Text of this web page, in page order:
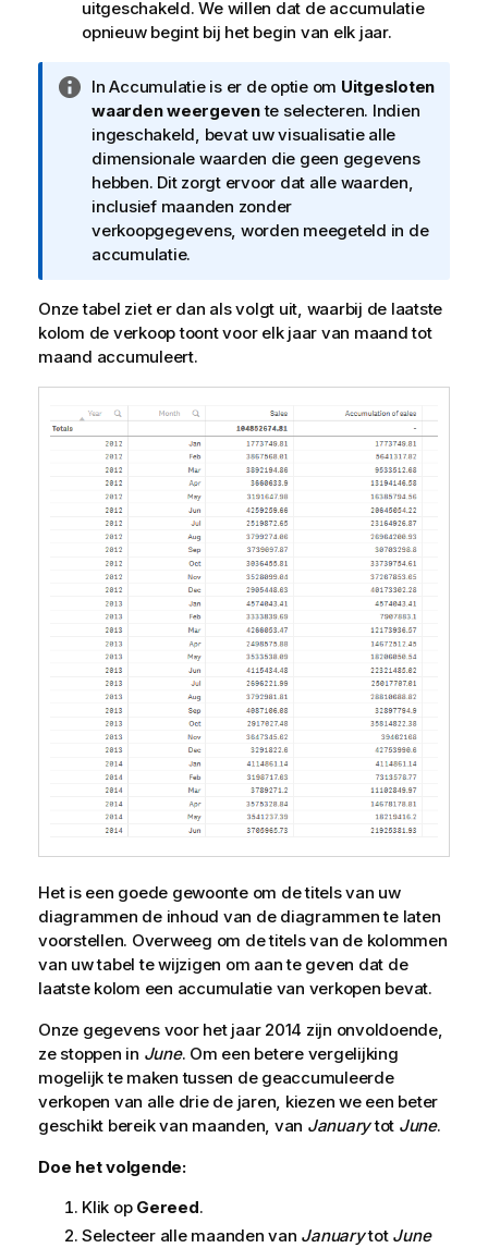
uitgeschakeld. We willen dat de accumulatie
opnieuw begint bij het begin van elk jaar.
I
n
f
o
r
m
a
t
e
In Accumulatie is er de optie om Uitgesloten
waarden weergevente selecteren. Indien
ingeschakeld, bevat uw visualisatie alle
dimensionale waarden die geen gegevens
hebben. Dit zorgt ervoor dat alle waarden,
inclusief maanden zonder
verkoopgegevens, worden meegeteld in de
accumulatie.
Onze tabel ziet er dan als volgt uit, waarbij de laatste
kolom de verkoop toont voor elk jaar van maand tot
maand accumuleert.
Het is een goede gewoonte om de titels van uw
diagrammen de inhoud van de diagrammen te laten
voorstellen. Overweeg om de titels van de kolommen
van uw tabel te wijzigen om aan te geven dat de
laatste kolom een accumulatie van verkopen bevat.
Onze gegevens voor het jaar 2014 zijn onvoldoende,
ze stoppen in June. Om een betere vergelijking
mogelijk te maken tussen de geaccumuleerde
verkopen van alle drie de jaren, kiezen we een beter
geschikt bereik van maanden, van Januarytot June.
Doe het volgende:
Klik op Gereed.
Selecteer alle maanden van Januarytot June